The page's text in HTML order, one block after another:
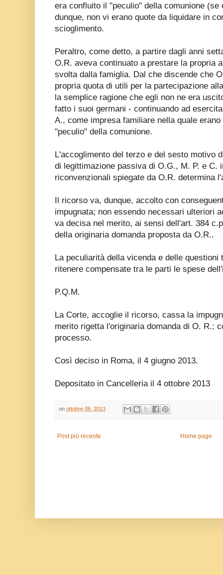
era confluito il "peculio" della comunione (se
dunque, non vi erano quote da liquidare in
scioglimento.
Peraltro, come detto, a partire dagli anni
O.R. aveva continuato a prestare la propria
svolta dalla famiglia. Dal che discende che
propria quota di utili per la partecipazione
la semplice ragione che egli non ne era
fatto i suoi germani - continuando ad
A., come impresa familiare nella quale
"peculio" della comunione.
L'accoglimento del terzo e del sesto motivo
di legittimazione passiva di O.G., M. P. e C.
riconvenzionali spiegate da O.R. determina
Il ricorso va, dunque, accolto con
impugnata; non essendo necessari ulteriori
va decisa nel merito, ai sensi dell'art. 384
della originaria domanda proposta da O.R..
La peculiarità della vicenda e delle questioni
ritenere compensate tra le parti le spese
P.Q.M.
La Corte, accoglie il ricorso, cassa la
merito rigetta l'originaria domanda di O. R.;
processo.
Così deciso in Roma, il 4 giugno 2013.
Depositato in Cancelleria il 4 ottobre 2013
on ottobre 08, 2013
Post più recente Home page